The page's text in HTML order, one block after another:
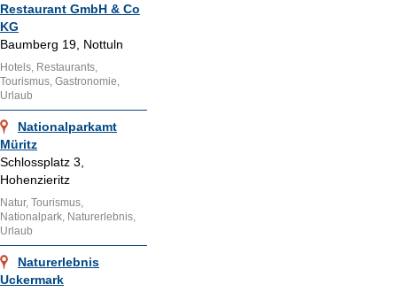
Restaurant GmbH & Co
KG
Baumberg 19, Nottuln
Hotels, Restaurants,
Tourismus, Gastronomie,
Urlaub
Nationalparkamt
Müritz
Schlossplatz 3,
Hohenzieritz
Natur, Tourismus,
Nationalpark, Naturerlebnis,
Urlaub
Naturerlebnis
Uckermark